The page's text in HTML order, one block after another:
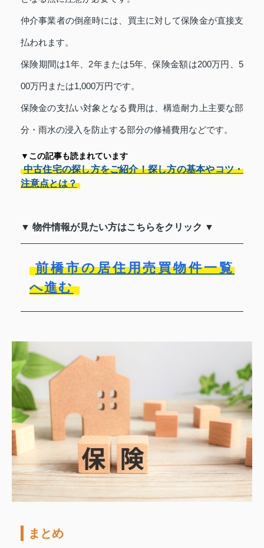
仲介事業者の倒産時には、買主に対して保険金が直接支
払われます。
保険期間は1年、2年または5年、保険金額は200万円、5
00万円または1,000万円です。
保険金の支払い対象となる費用は、構造耐力上主要な部
分・雨水の浸入を防止する部分の修補費用などです。
▼この記事も読まれています
中古住宅の探し方をご紹介！探し方の基本やコツ・
注意点とは？
▼ 物件情報が見たい方はこちらをクリック ▼
前橋市の居住用売買物件一覧
へ進む
まとめ